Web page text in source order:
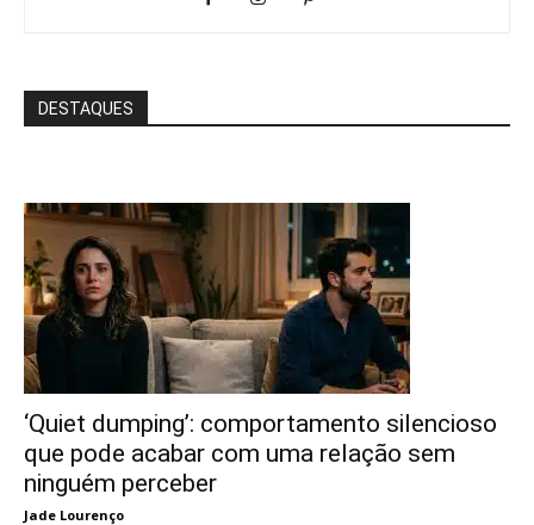
DESTAQUES
‘Quiet dumping’: comportamento silencioso
que pode acabar com uma relação sem
ninguém perceber
Jade Lourenço